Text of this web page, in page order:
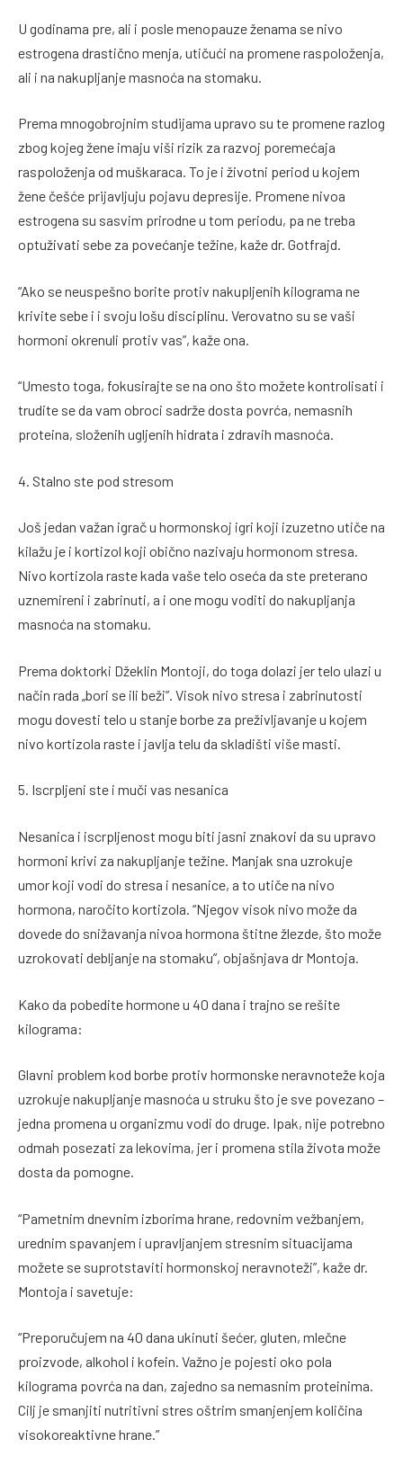
U godinama pre, ali i posle menopauze ženama se nivo
estrogena drastično menja, utičući na promene raspoloženja,
ali i na nakupljanje masnoća na stomaku.
Prema mnogobrojnim studijama upravo su te promene razlog
zbog kojeg žene imaju viši rizik za razvoj poremećaja
raspoloženja od muškaraca. To je i životni period u kojem
žene češće prijavljuju pojavu depresije. Promene nivoa
estrogena su sasvim prirodne u tom periodu, pa ne treba
optuživati sebe za povećanje težine, kaže dr. Gotfrajd.
“Ako se neuspešno borite protiv nakupljenih kilograma ne
krivite sebe i i svoju lošu disciplinu. Verovatno su se vaši
hormoni okrenuli protiv vas”, kaže ona.
“Umesto toga, fokusirajte se na ono što možete kontrolisati i
trudite se da vam obroci sadrže dosta povrća, nemasnih
proteina, složenih ugljenih hidrata i zdravih masnoća.
4. Stalno ste pod stresom
Još jedan važan igrač u hormonskoj igri koji izuzetno utiče na
kilažu je i kortizol koji obično nazivaju hormonom stresa.
Nivo kortizola raste kada vaše telo oseća da ste preterano
uznemireni i zabrinuti, a i one mogu voditi do nakupljanja
masnoća na stomaku.
Prema doktorki Džeklin Montoji, do toga dolazi jer telo ulazi u
način rada „bori se ili beži”. Visok nivo stresa i zabrinutosti
mogu dovesti telo u stanje borbe za preživljavanje u kojem
nivo kortizola raste i javlja telu da skladišti više masti.
5. Iscrpljeni ste i muči vas nesanica
Nesanica i iscrpljenost mogu biti jasni znakovi da su upravo
hormoni krivi za nakupljanje težine. Manjak sna uzrokuje
umor koji vodi do stresa i nesanice, a to utiče na nivo
hormona, naročito kortizola. “Njegov visok nivo može da
dovede do snižavanja nivoa hormona štitne žlezde, što može
uzrokovati debljanje na stomaku”, objašnjava dr Montoja.
Kako da pobedite hormone u 40 dana i trajno se rešite
kilograma:
Glavni problem kod borbe protiv hormonske neravnoteže koja
uzrokuje nakupljanje masnoća u struku što je sve povezano –
jedna promena u organizmu vodi do druge. Ipak, nije potrebno
odmah posezati za lekovima, jer i promena stila života može
dosta da pomogne.
“Pametnim dnevnim izborima hrane, redovnim vežbanjem,
urednim spavanjem i upravljanjem stresnim situacijama
možete se suprotstaviti hormonskoj neravnoteži”, kaže dr.
Montoja i savetuje:
“Preporučujem na 40 dana ukinuti šećer, gluten, mlečne
proizvode, alkohol i kofein. Važno je pojesti oko pola
kilograma povrća na dan, zajedno sa nemasnim proteinima.
Cilj je smanjiti nutritivni stres oštrim smanjenjem količina
visokoreaktivne hrane.”